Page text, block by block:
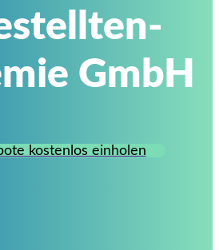
GmbH
kostenlos einholen